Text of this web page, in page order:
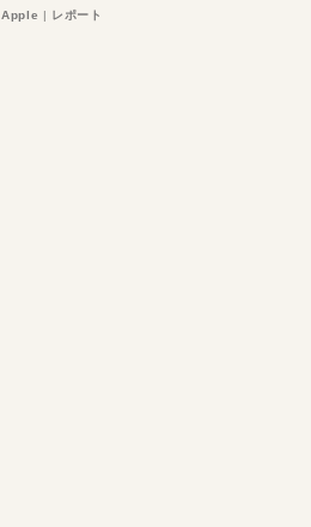
異議申し立て。対象は非
Apple レポート